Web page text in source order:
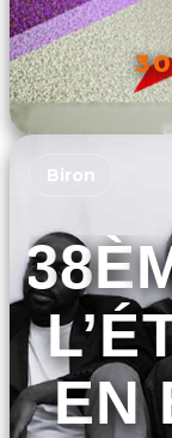
Biron
EN